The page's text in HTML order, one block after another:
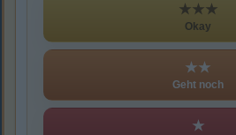
★★★
Okay
★★
Geht noch
★